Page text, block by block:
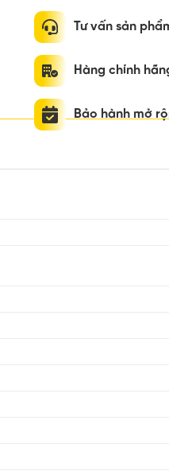
Tư vấn sản
Hàng chính
Bảo hành mở